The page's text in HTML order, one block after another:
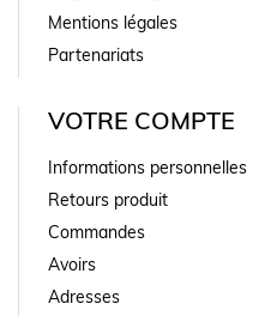
Mentions légales
Partenariats
VOTRE COMPTE
Informations personnelles
Retours produit
Commandes
Avoirs
Adresses